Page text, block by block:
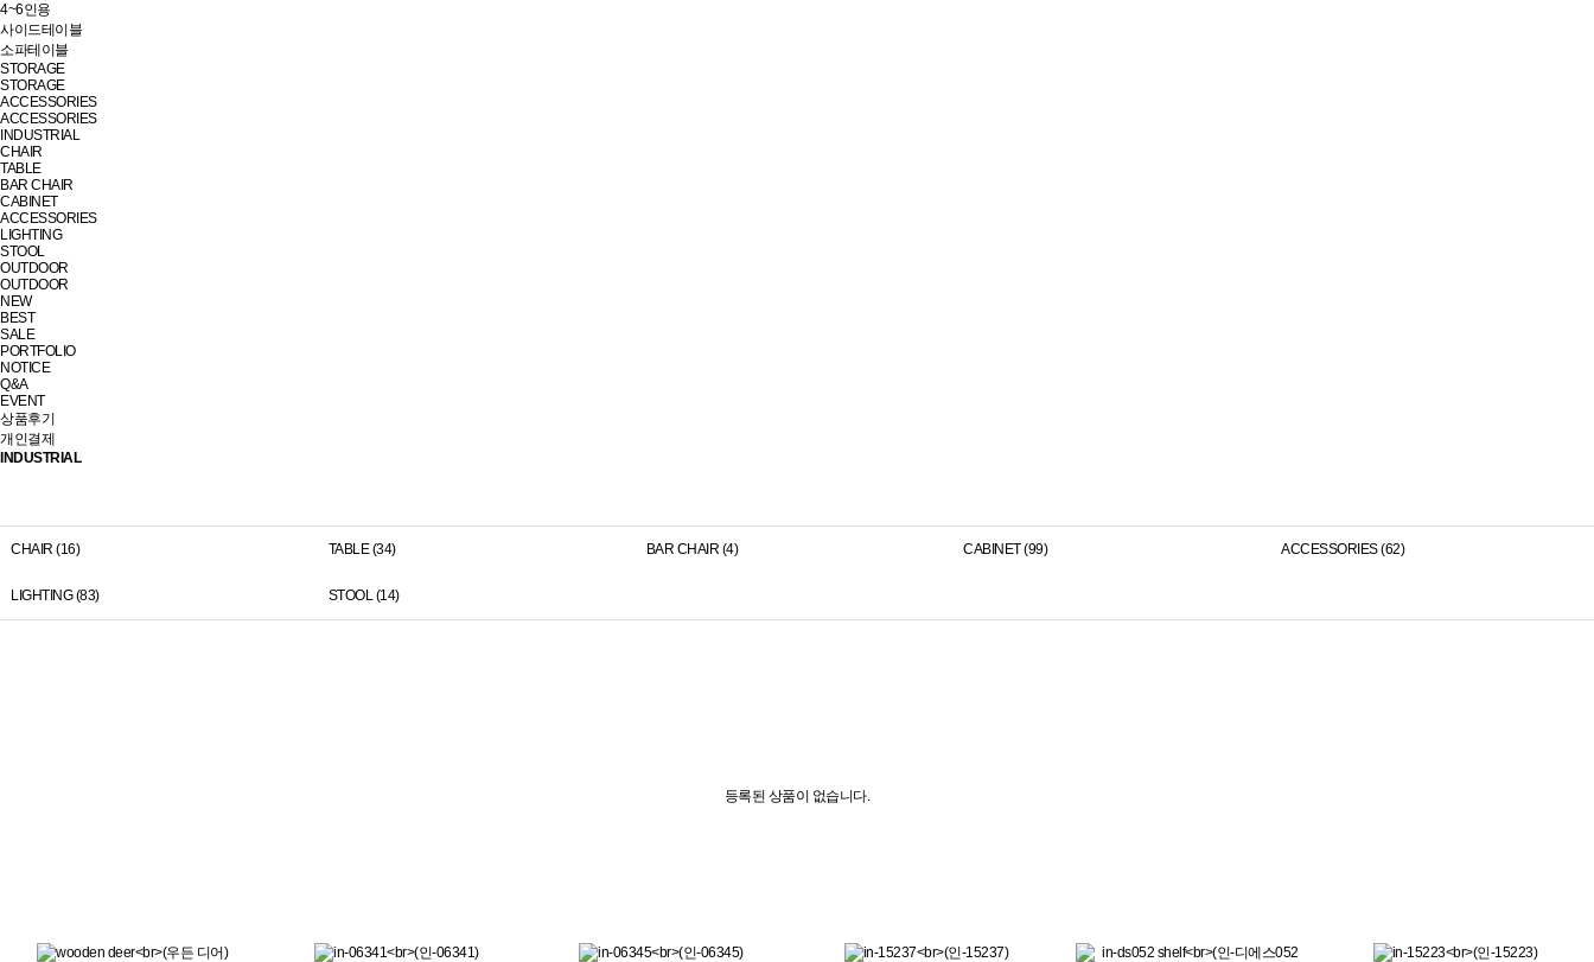
4~6인용
사이드테이블
소파테이블
STORAGE
STORAGE
ACCESSORIES
ACCESSORIES
INDUSTRIAL
CHAIR
TABLE
BAR CHAIR
CABINET
ACCESSORIES
LIGHTING
STOOL
OUTDOOR
OUTDOOR
NEW
BEST
SALE
PORTFOLIO
NOTICE
Q&A
EVENT
상품후기
개인결제
INDUSTRIAL
CHAIR (16) TABLE (34) BAR CHAIR (4) CABINET (99) ACCESSORIES (62)
LIGHTING (83) STOOL (14)
등록된 상품이 없습니다.